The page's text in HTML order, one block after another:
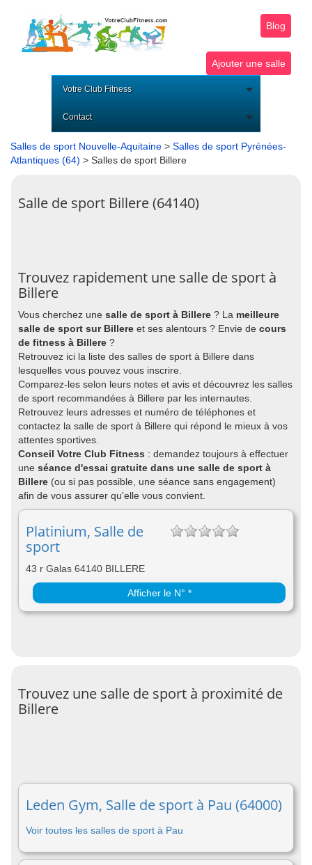
Blog
Ajouter une salle
Votre Club Fitness
Contact
Salles de sport Nouvelle-Aquitaine > Salles de sport Pyrénées-
Atlantiques (64) > Salles de sport Billere
Salle de sport Billere (64140)
Trouvez rapidement une salle de sport à
Billere
Vous cherchez une salle de sport à Billere ? La meilleure
salle de sport sur Billere et ses alentours ? Envie de cours
de fitness à Billere ?
Retrouvez ici la liste des salles de sport à Billere dans
lesquelles vous pouvez vous inscrire.
Comparez-les selon leurs notes et avis et découvrez les salles
de sport recommandées à Billere par les internautes.
Retrouvez leurs adresses et numéro de téléphones et
contactez la salle de sport à Billere qui répond le mieux à vos
attentes sportives.
Conseil Votre Club Fitness : demandez toujours à effectuer
une séance d'essai gratuite dans une salle de sport à
Billere (ou si pas possible, une séance sans engagement)
afin de vous assurer qu'elle vous convient.
Platinium, Salle de
sport
43 r Galas 64140 BILLERE
Afficher le N° *
Trouvez une salle de sport à proximité de
Billere
Leden Gym, Salle de sport à Pau (64000)
Voir toutes les salles de sport à Pau